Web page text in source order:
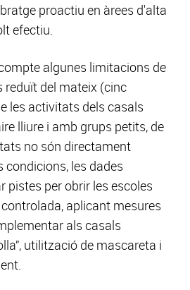
proactiu en àrees d'alta
efectiu.
algunes limitacions de
reduït del mateix (cinc
les activitats dels casals
lliure i amb grups petits, de
no són directament
les dades
pistes per obrir les escoles
aplicant mesures
als casals
utilització de mascareta i